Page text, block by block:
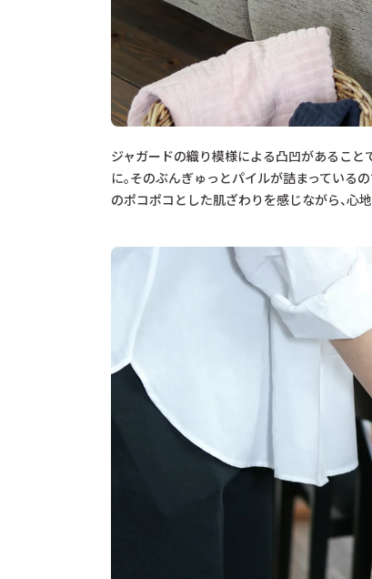
ジャガードの織り模様による凸凹があること
に。そのぶんぎゅっとパイルが詰まっている
のポコポコとした肌ざわりを感じながら、心